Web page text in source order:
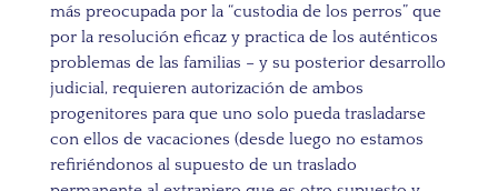
más preocupada por la “custodia de los perros” que
por la resolución eficaz y practica de los auténticos
problemas de las familias – y su posterior desarrollo
judicial, requieren autorización de ambos
progenitores para que uno solo pueda trasladarse
con ellos de vacaciones (desde luego no estamos
refiriéndonos al supuesto de un traslado